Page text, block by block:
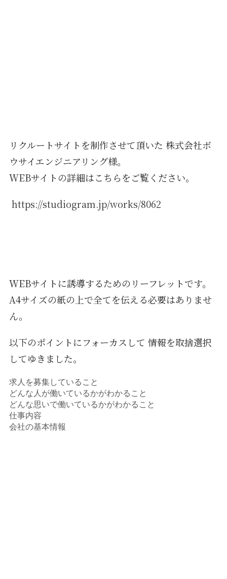
リクルートサイトを制作させて頂いた 株式会社ボ
ウサイエンジニアリング様。
WEBサイトの詳細はこちらをご覧ください。
https://studiogram.jp/works/8062
WEBサイトに誘導するためのリーフレットです。
A4サイズの紙の上で全てを伝える必要はありませ
ん。
以下のポイントにフォーカスして 情報を取捨選択
してゆきました。
求人を募集していること
どんな人が働いているかがわかること
どんな思いで働いているかがわかること
仕事内容
会社の基本情報